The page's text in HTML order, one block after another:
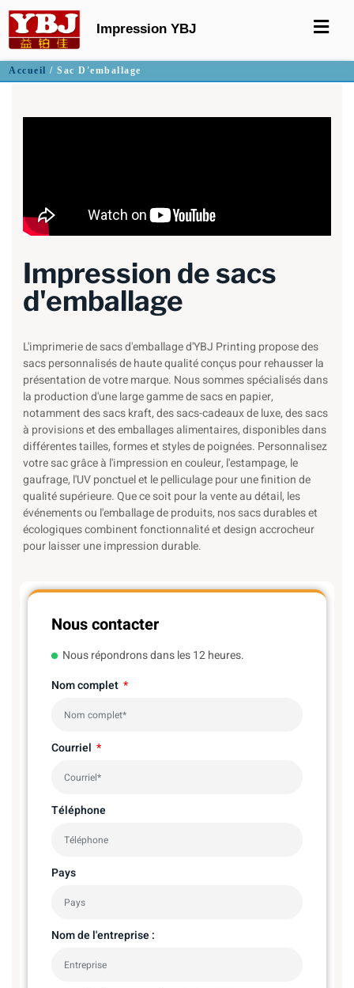
Impression YBJ
Accueil / Sac D'emballage
Impression de sacs
d'emballage
L'imprimerie de sacs d'emballage d'YBJ Printing propose des
sacs personnalisés de haute qualité conçus pour rehausser la
présentation de votre marque. Nous sommes spécialisés dans
la production d'une large gamme de sacs en papier,
notamment des sacs kraft, des sacs-cadeaux de luxe, des sacs
à provisions et des emballages alimentaires, disponibles dans
différentes tailles, formes et styles de poignées. Personnalisez
votre sac grâce à l'impression en couleur, l'estampage, le
gaufrage, l'UV ponctuel et le pelliculage pour une finition de
qualité supérieure. Que ce soit pour la vente au détail, les
événements ou l'emballage de produits, nos sacs durables et
écologiques combinent fonctionnalité et design accrocheur
pour laisser une impression durable.
Nous contacter
Nous répondrons dans les 12 heures.
Nom complet
Courriel
Téléphone
Pays
Nom de l'entreprise :